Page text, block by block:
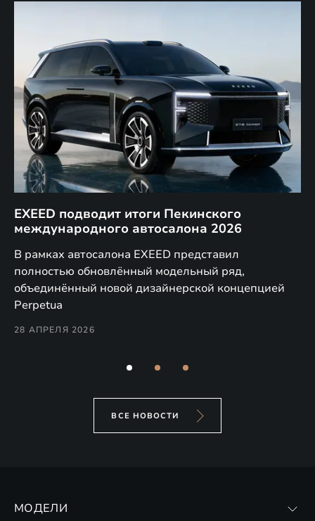
EXEED подводит итоги Пекинского
международного автосалона 2026
В рамках автосалона EXEED представил
полностью обновлённый модельный ряд,
объединённый новой дизайнерской концепцией
Perpetua
28 АПРЕЛЯ 2026
ВСЕ НОВОСТИ
МОДЕЛИ